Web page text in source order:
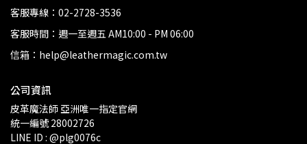
客服專線：02-2728-3536
客服時間：週一至週五 AM10:00 - PM 06:00
信箱：help@leathermagic.com.tw
公司資訊
皮革魔法師 亞洲唯一指定官網
統一編號 28002726
LINE ID : @plg0076c